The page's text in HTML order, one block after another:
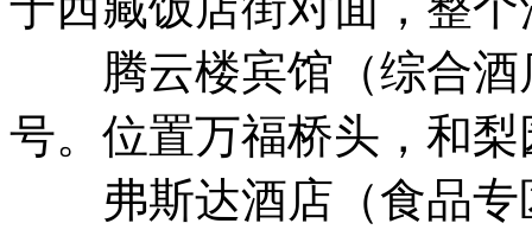
腾云楼宾馆（综合酒
号。位置万福桥头，和
弗斯达酒店（食品专